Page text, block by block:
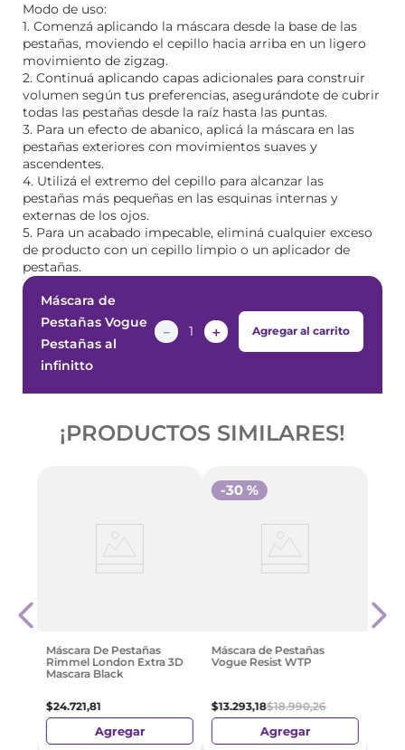
Modo de uso:
1. Comenzá aplicando la máscara desde la base de las
pestañas, moviendo el cepillo hacia arriba en un ligero
movimiento de zigzag.
2. Continuá aplicando capas adicionales para construir
volumen según tus preferencias, asegurándote de cubrir
todas las pestañas desde la raíz hasta las puntas.
3. Para un efecto de abanico, aplicá la máscara en las
pestañas exteriores con movimientos suaves y
ascendentes.
4. Utilizá el extremo del cepillo para alcanzar las
pestañas más pequeñas en las esquinas internas y
externas de los ojos.
5. Para un acabado impecable, eliminá cualquier exceso
de producto con un cepillo limpio o un aplicador de
pestañas.
Máscara de
Pestañas Vogue
Pestañas al
infinitto
＋
－ Agregar al carrito
¡PRODUCTOS SIMILARES!
Máscara De Pestañas
Rimmel London Extra 3D
Mascara Black
$24.721,81
Agregar
Máscara de Pestañas
Vogue Resist WTP
$13.293,18$18.990,26
-30 %
Agregar